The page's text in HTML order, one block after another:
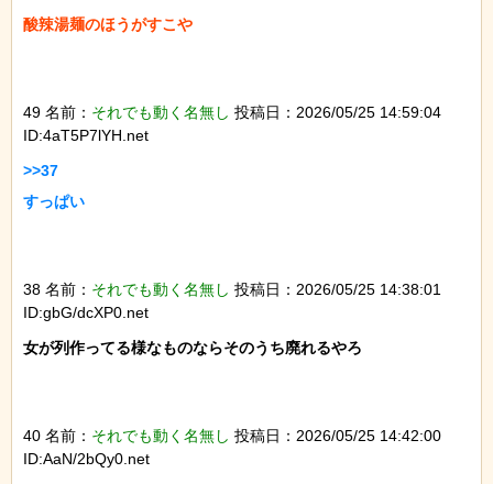
酸辣湯麺のほうがすこや
49 名前： それでも動く名無し 投稿日：2026/05/25 14:59:04
ID:4aT5P7lYH.net
>>37
すっぱい
38 名前： それでも動く名無し 投稿日：2026/05/25 14:38:01
ID:gbG/dcXP0.net
女が列作ってる様なものならそのうち廃れるやろ
40 名前： それでも動く名無し 投稿日：2026/05/25 14:42:00
ID:AaN/2bQy0.net